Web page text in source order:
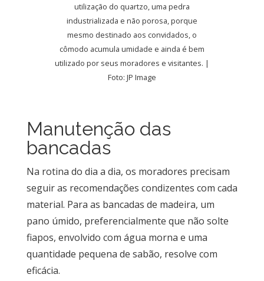
utilização do quartzo, uma pedra
industrializada e não porosa, porque
mesmo destinado aos convidados, o
cômodo acumula umidade e ainda é bem
utilizado por seus moradores e visitantes. |
Foto: JP Image
Manutenção das
bancadas
Na rotina do dia a dia, os moradores precisam
seguir as recomendações condizentes com cada
material. Para as bancadas de madeira, um
pano úmido, preferencialmente que não solte
fiapos, envolvido com água morna e uma
quantidade pequena de sabão, resolve com
eficácia.